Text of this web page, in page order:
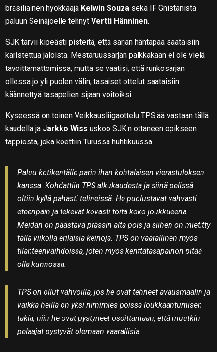
brasiliainen hyökkääjä Kelwin Souza sekä IF Gnistanista
paluun Seinäjoelle tehnytVertti Hänninen.
SJK tarvii kipeästi pisteitä, että sarjan häntäpää saataisiin
karistettua jaloista. Mestaruussarjan paikkakaan ei ole vielä
tavoittamattomissa, mutta se vaatisi, että runkosarjan
ollessa jo yli puolen välin, tasaiset ottelut saataisiin
käännettyä tasapelien sijaan voitoiksi.
Kyseessä on toinen Veikkausliigaottelu TPS:ää vastaan tällä
kaudella ja Jarkko Wiss uskoo SJK:n ottaneen opikseen
tappiosta, joka koettiin Turussa huhtikuussa.
Paluu kotikentälle parin ihan kohtalaisen vierastuloksen
kanssa. Kohdattiin TPS alkukaudesta ja siinä pelissä
oltiin kyllä pahasti telineissä. He puolustavat vahvasti
eteenpäin ja tekevät kovasti töitä koko joukkueena.
Meidän on päästävä prässin alta pois ja siihen on mietitty
tällä viikolla erilaisia keinoja. TPS on vaarallinen myös
tilanteenvaihdoissa, joten myös kenttätasapainon pitää
olla kunnossa.
TPS on ollut vahvoilla, jos he ovat tehneet avausmaalin ja
vaikka heillä on yksi nimimies poissa loukkaantumisen
takia, niin he ovat pystyneet osoittamaan, että muutkin
pelaajat pystyvät olemaan vaarallisia.